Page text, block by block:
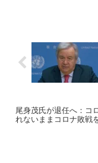
尾身茂氏が退任へ：コ
れないままコロナ敗戦